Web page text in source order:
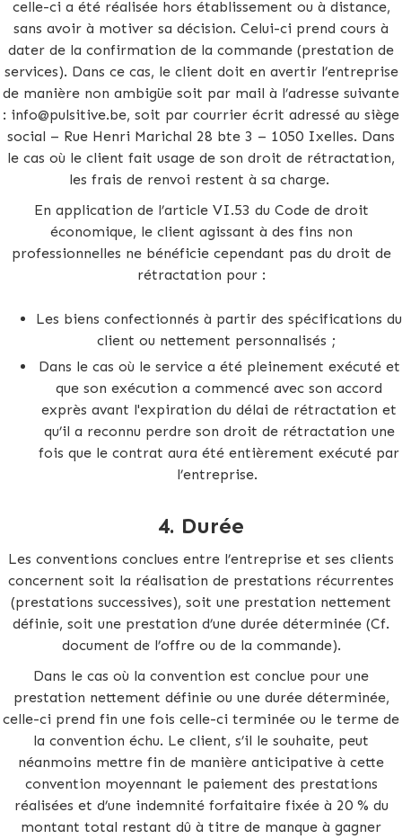
celle-ci a été réalisée hors établissement ou à distance,
sans avoir à motiver sa décision. Celui-ci prend cours à
dater de la confirmation de la commande (prestation de
services). Dans ce cas, le client doit en avertir l’entreprise
de manière non ambigüe soit par mail à l’adresse suivante
: info@pulsitive.be, soit par courrier écrit adressé au siège
social – Rue Henri Marichal 28 bte 3 – 1050 Ixelles. Dans
le cas où le client fait usage de son droit de rétractation,
les frais de renvoi restent à sa charge.
En application de l’article VI.53 du Code de droit
économique, le client agissant à des fins non
professionnelles ne bénéficie cependant pas du droit de
rétractation pour :
Les biens confectionnés à partir des spécifications du
client ou nettement personnalisés ;
Dans le cas où le service a été pleinement exécuté et
que son exécution a commencé avec son accord
exprès avant l'expiration du délai de rétractation et
qu’il a reconnu perdre son droit de rétractation une
fois que le contrat aura été entièrement exécuté par
l’entreprise.
4. Durée
Les conventions conclues entre l’entreprise et ses clients
concernent soit la réalisation de prestations récurrentes
(prestations successives), soit une prestation nettement
définie, soit une prestation d’une durée déterminée (Cf.
document de l’offre ou de la commande).
Dans le cas où la convention est conclue pour une
prestation nettement définie ou une durée déterminée,
celle-ci prend fin une fois celle-ci terminée ou le terme de
la convention échu. Le client, s’il le souhaite, peut
néanmoins mettre fin de manière anticipative à cette
convention moyennant le paiement des prestations
réalisées et d’une indemnité forfaitaire fixée à 20 % du
montant total restant dû à titre de manque à gagner